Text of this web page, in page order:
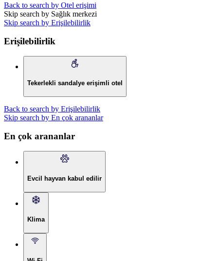
Back to search by Otel erişimi
Skip search by Sağlık merkezi
Skip search by Erişilebilirlik
Erişilebilirlik
Tekerlekli sandalye erişimli otel
Back to search by Erişilebilirlik
Skip search by En çok arananlar
En çok arananlar
Evcil hayvan kabul edilir
Klima